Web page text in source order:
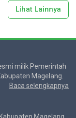
Lihat Lainnya
milik Pemerintah
Magelang.
Baca selengkapnya